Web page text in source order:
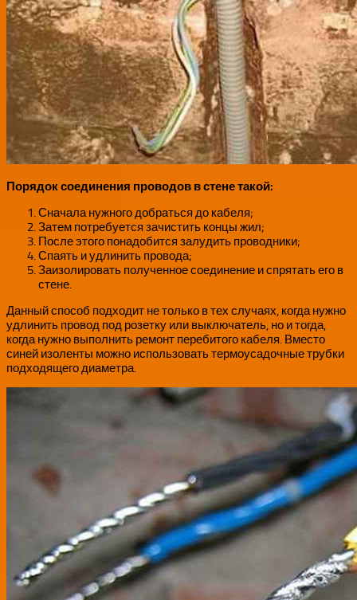
Порядок соединения проводов в стене такой:
Сначала нужного добраться до кабеля;
Затем потребуется зачистить концы жил;
После этого понадобится залудить проводники;
Спаять и удлинить провода;
Заизолировать полученное соединение и спрятать его в
стене.
Данный способ подходит не только в тех случаях, когда нужно
удлинить провод под розетку или выключатель, но и тогда,
когда нужно выполнить ремонт перебитого кабеля. Вместо
синей изоленты можно использовать термоусадочные трубки
подходящего диаметра.